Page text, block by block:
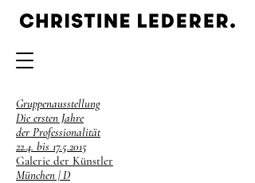
Gruppenausstellung
Die ersten Jahre
der Professionalität
22.4. bis 17.5.2015
Galerie der Künstler
München | D